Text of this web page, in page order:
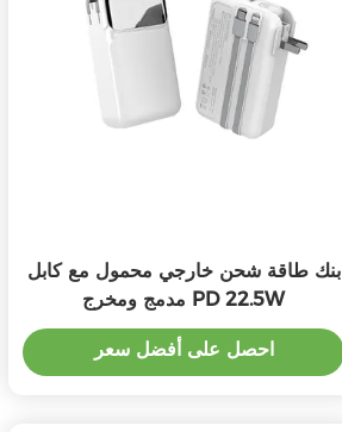
بنك طاقة شحن خارجي محمول مع كابل
مدمج ومخرج PD 22.5W
احصل على أفضل سعر